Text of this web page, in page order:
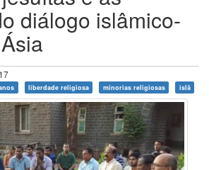
diálogo islâmico-
liberdade religiosa minorias religiosas islã